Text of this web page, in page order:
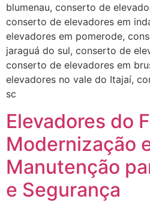
blumenau, conserto de
conserto de elevadores em
elevadores em pomerode,
jaraguá do sul, conserto de
conserto de elevadores em
elevadores no vale do Itajaí,
sc
Elevadores do
Modernização
Manutenção
e Segurança